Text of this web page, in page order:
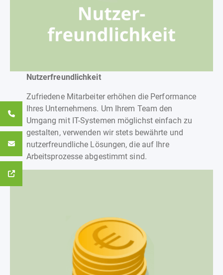
Nutzerfreundlichkeit
Zufriedene Mitarbeiter erhöhen die Performance
Ihres Unternehmens. Um Ihrem Team den
Umgang mit IT-Systemen möglichst einfach zu
gestalten, verwenden wir stets bewährte und
nutzerfreundliche Lösungen, die auf Ihre
Arbeitsprozesse abgestimmt sind.